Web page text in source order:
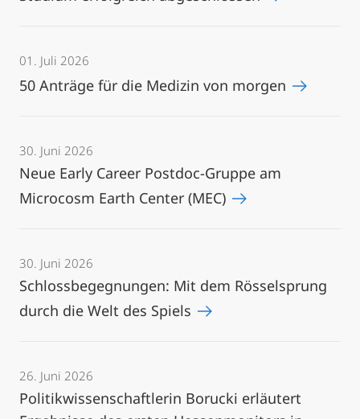
01. Juli 2026
50 Anträge für die Medizin von morgen
30. Juni 2026
Neue Early Career Postdoc-Gruppe am
Microcosm Earth Center (MEC)
30. Juni 2026
Schlossbegegnungen: Mit dem Rösselsprung
durch die Welt des Spiels
26. Juni 2026
Politikwissenschaftlerin Borucki erläutert